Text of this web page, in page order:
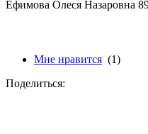
Ефимова Олеся Назаровна
Мне нравится (1)
Поделиться: